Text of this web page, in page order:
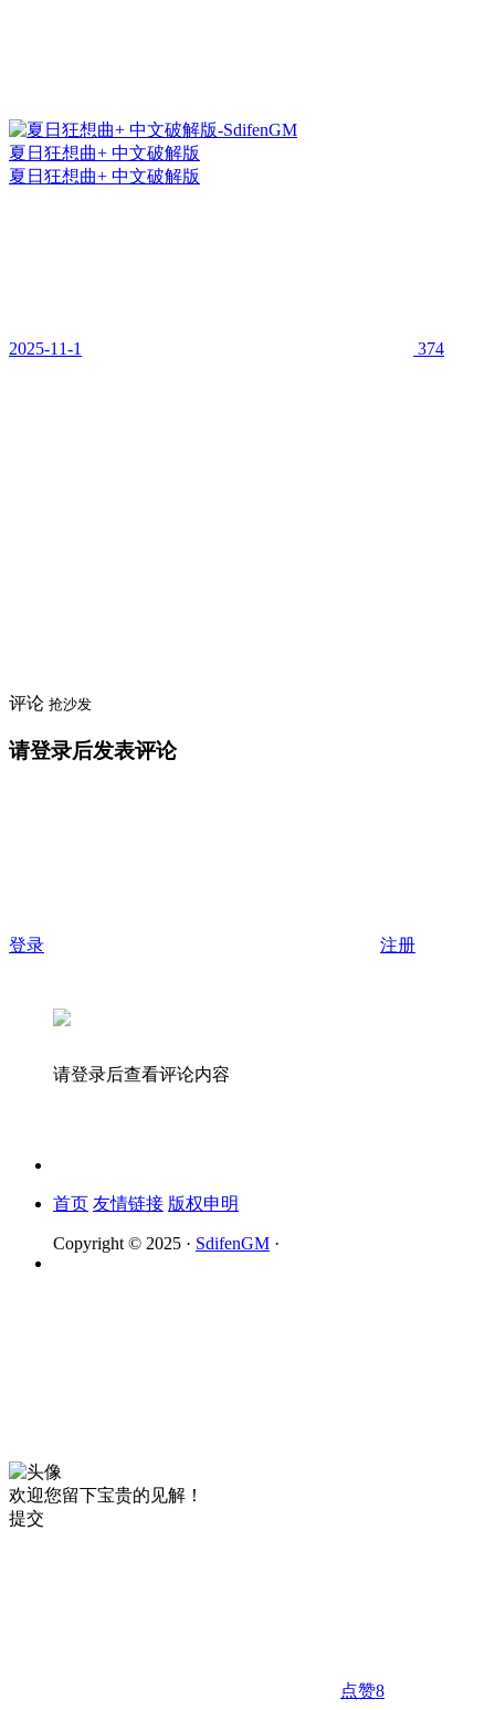
夏日狂想曲+ 中文破解版
夏日狂想曲+ 中文破解版
2025-11-1 374
评论 抢沙发
请登录后发表评论
登录 注册
请登录后查看评论内容
首页 友情链接 版权申明
Copyright © 2025 · SdifenGM ·
欢迎您留下宝贵的见解！
提交
点赞8